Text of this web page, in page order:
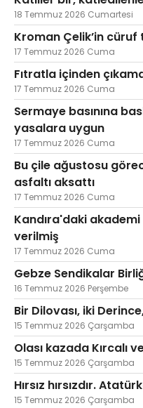
18 Temmuz 2026 Cumartesi
Kroman Çelik’in
17 Temmuz 2026 Cuma
Fıtratla içinden
17 Temmuz 2026 Cuma
Sermaye basınına
yasalara uygun
17 Temmuz 2026 Cuma
Bu çile ağustosu
asfaltı aksattı
17 Temmuz 2026 Cuma
Kandıra'daki
verilmiş
17 Temmuz 2026 Cuma
Gebze Sendikalar
16 Temmuz 2026 Perşembe
Bir Dilovası, iki
15 Temmuz 2026 Çarşamba
Olası kazada Kırcalı
15 Temmuz 2026 Çarşamba
Hırsız hırsızdır.
15 Temmuz 2026 Çarşamba